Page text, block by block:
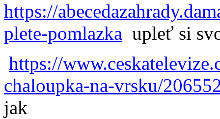
https://
plete-pomlazka upleť si
https://
chaloupka-na-vrsku/
jak